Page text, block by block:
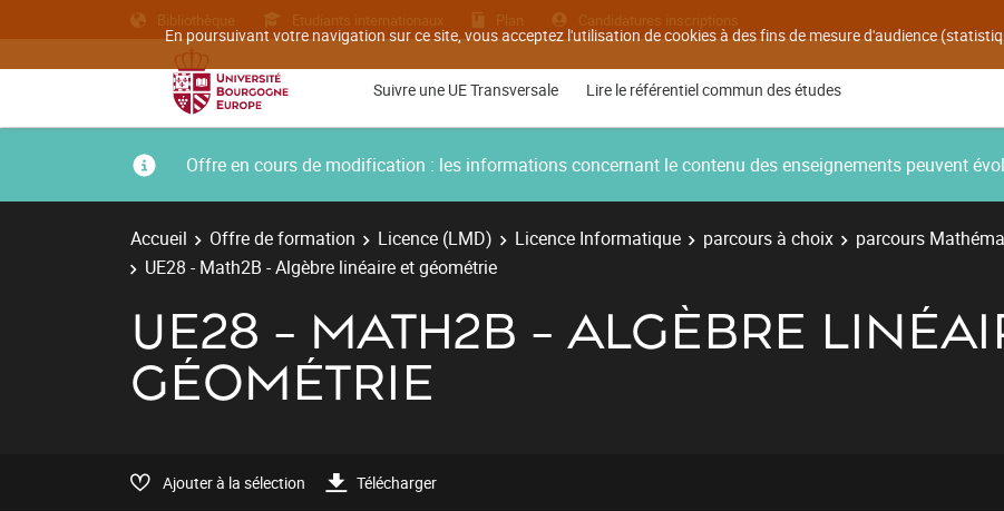
En poursuivant votre navigation sur ce site, vous acceptez l'utilisation de cookies à des fins de mesure d'audience
Bibliothèque Etudiants internationaux Plan Candidatures inscriptions
Suivre une UE Transversale Lire le référentiel commun des études
Offre en cours de modification : les informations concernant le contenu des enseignements peuvent
Accueil Offre de formation Licence (LMD) Licence Informatique parcours à choix parcours
UE28 - Math2B - Algèbre linéaire et géométrie
UE28 - MATH2B - ALGÈBRE
GÉOMÉTRIE
Ajouter à la sélection Télécharger